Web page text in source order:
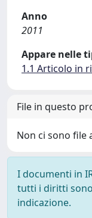
Anno
2011
Appare nelle
1.1 Articolo in
File in questo
Non ci sono file
I documenti in
tutti i diritti
indicazione.